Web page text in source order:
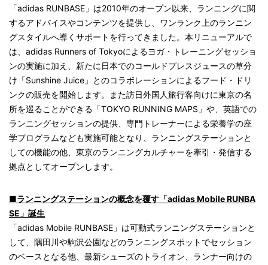
「adidas RUNBASE」は2010年のオープン以来、ランニングに関
するアドバイスやコンテンツを提供し、ワンランク上のランニン
グスタイルへ導くサポートを行ってきました。本リニューアルで
は、adidas Runners of Tokyoによるヨガ・トレーニングセッショ
ンの実施に加え、新たに日本でのコールドプレスジュースの草分
け「Sunshine Juice」とのコラボレーションによるフード・ドリ
ンクの販売を開始します。また訪日外国人旅行客向けに東京の名
所を巡ることができる「TOKYO RUNNING MAPS」や、英語での
ランニングセッションの提供、専門トレーナーによる栄養学の座
学プログラムなども実施可能となり、ランニングステーションと
しての機能の他、東京のランニングカルチャーを牽引・発信する
拠点としてオープンします。
■ランニングステーションの概念を覆す「adidas Mobile RUNBA
SE」誕生
「adidas Mobile RUNBASE」は可動式ランニングステーションと
して、隅田川や駒沢公園などのランニングスポットでセッション
のベースとなる他、最新シューズのトライオン、ランナー向けの